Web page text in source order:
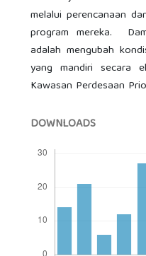
melalui perencanaan
program mereka.
adalah mengubah
yang mandiri secara
Kawasan Perdesaan
DOWNLOADS